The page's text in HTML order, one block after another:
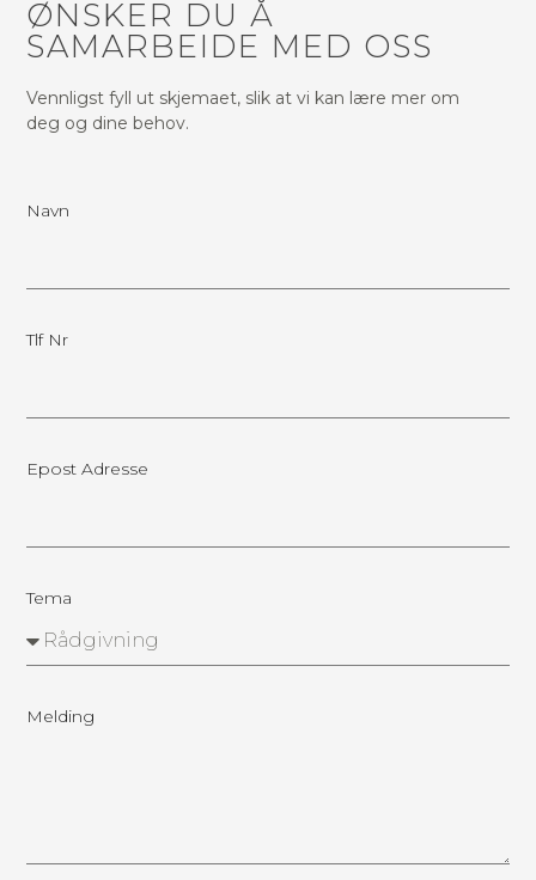
ØNSKER DU Å
SAMARBEIDE MED OSS
Vennligst fyll ut skjemaet, slik at vi kan lære mer om
deg og dine behov.
Navn
Tlf Nr
Epost Adresse
Tema
Melding